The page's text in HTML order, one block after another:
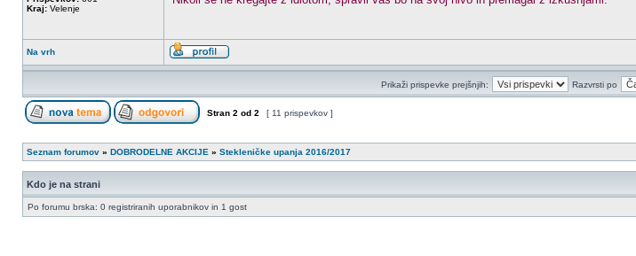
Kraj: Velenje
Na vrh
Prikaži prispevke prejšnjih: Razvrsti po
Stran 2 od 2 [ 11 prispevkov ]
Seznam forumov » DOBRODELNE AKCIJE » Stekleničke upanja 2016/2017
Kdo je na strani
Po forumu brska: 0 registriranih uporabnikov in 1 gost